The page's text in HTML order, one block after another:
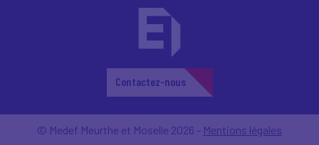
Contactez-nous
© Medef Meurthe et Moselle 2026 - Mentions légales